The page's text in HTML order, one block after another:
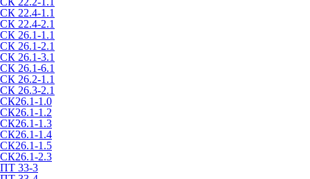
СК 22.4-1.1
СК 22.4-2.1
СК 26.1-1.1
СК 26.1-2.1
СК 26.1-3.1
СК 26.1-6.1
СК 26.2-1.1
СК 26.3-2.1
СК26.1-1.0
СК26.1-1.2
СК26.1-1.3
СК26.1-1.4
СК26.1-1.5
СК26.1-2.3
ПТ 33-3